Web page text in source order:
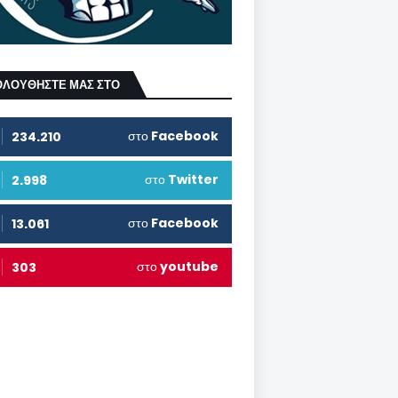
ΜΑΣ ΣΤΟ
234.210 στο Facebook
2.998 στο Twitter
13.061 στο Facebook
303 στοyoutube